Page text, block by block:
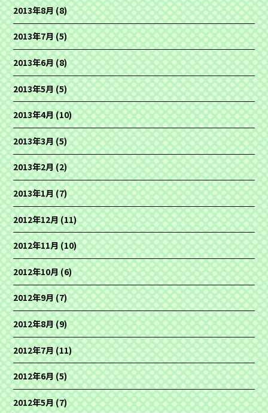
2013年8月(8)
2013年7月(5)
2013年6月(8)
2013年5月(5)
2013年4月(10)
2013年3月(5)
2013年2月(2)
2013年1月(7)
2012年12月(11)
2012年11月(10)
2012年10月(6)
2012年9月(7)
2012年8月(9)
2012年7月(11)
2012年6月(5)
2012年5月(7)